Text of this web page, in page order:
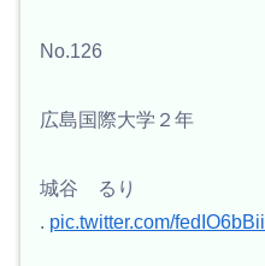
No.126
広島国際大学２年
城谷 るり
. pic.twitter.com/fedIO6bBii